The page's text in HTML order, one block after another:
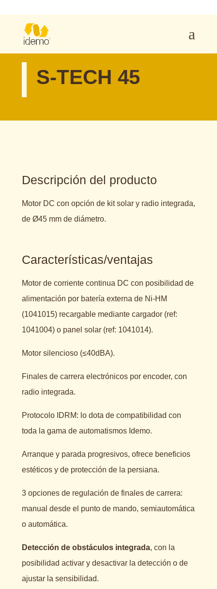
S-TECH 45
Descripción del producto
Motor DC con opción de kit solar y radio integrada,
de Ø45 mm de diámetro.
Características/ventajas
Motor de corriente continua DC con posibilidad de
alimentación por batería externa de Ni-HM
(1041015) recargable mediante cargador (ref:
1041004) o panel solar (ref: 1041014).
Motor silencioso (≤40dBA).
Finales de carrera electrónicos por encoder, con
radio integrada.
Protocolo IDRM: lo dota de compatibilidad con
toda la gama de automatismos Idemo.
Arranque y parada progresivos, ofrece beneficios
estéticos y de protección de la persiana.
3 opciones de regulación de finales de carrera:
manual desde el punto de mando, semiautomática
o automática.
Detección de obstáculos integrada, con la
posibilidad activar y desactivar la detección o de
ajustar la sensibilidad.